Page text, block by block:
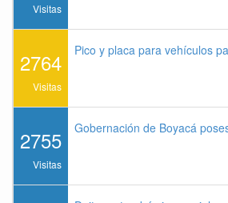
Visitas
2764
Visitas
Pico y placa para vehículos
2755
Visitas
Gobernación de Boyacá